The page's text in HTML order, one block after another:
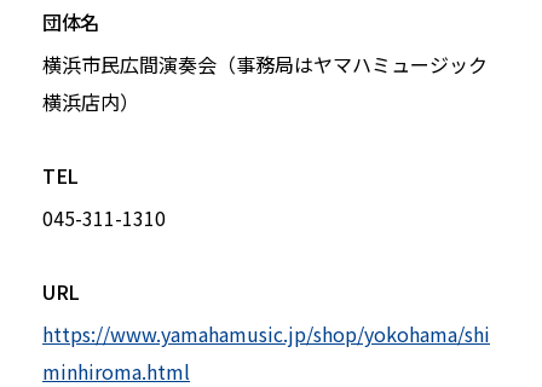
団体名
横浜市民広間演奏会（事務局はヤマハミュージック
横浜店内）
TEL
045-311-1310
URL
https://www.yamahamusic.jp/shop/yokohama/shi
minhiroma.html